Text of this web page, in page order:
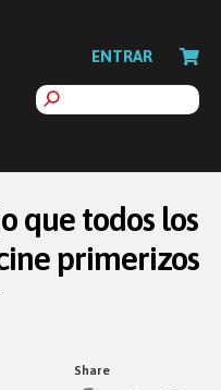
ENTRAR
que todos los
primerizos
Share